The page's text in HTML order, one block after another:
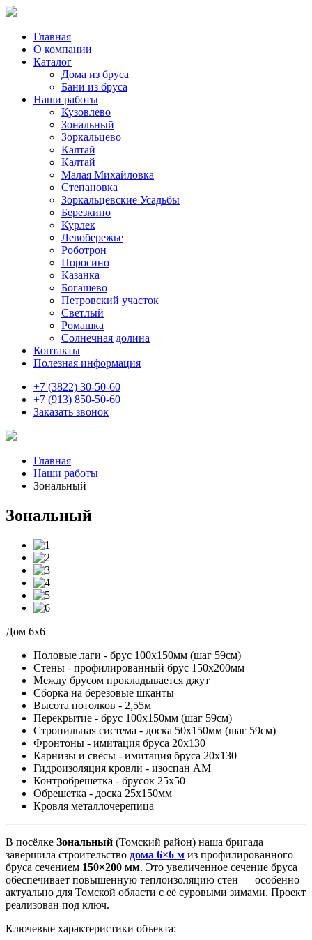
Главная
О компании
Каталог
Дома из бруса
Бани из бруса
Наши работы
Кузовлево
Зональный
Зоркальцево
Калтай
Калтай
Малая Михайловка
Степановка
Зоркальцевские Усадьбы
Березкино
Курлек
Левобережье
Роботрон
Поросино
Казанка
Богашево
Петровский участок
Светлый
Ромашка
Солнечная долина
Контакты
Полезная информация
+7 (3822) 30-50-60
+7 (913) 850-50-60
Заказать звонок
Главная
Наши работы
Зональный
Зональный
Дом 6х6
Половые лаги - брус 100х150мм (шаг 59см)
Стены - профилированный брус 150х200мм
Между брусом прокладывается джут
Сборка на березовые шканты
Высота потолков - 2,55м
Перекрытие - брус 100х150мм (шаг 59см)
Стропильная система - доска 50х150мм (шаг 59см)
Фронтоны - имитация бруса 20х130
Карнизы и свесы - имитация бруса 20х130
Гидроизоляция кровли - изоспан АМ
Контробрешетка - брусок 25х50
Обрешетка - доска 25х150мм
Кровля металлочерепица
В посёлке Зональный (Томский район) наша бригада
завершила строительство дома 6×6 м из профилированного
бруса сечением 150×200 мм. Это увеличенное сечение бруса
обеспечивает повышенную теплоизоляцию стен — особенно
актуально для Томской области с её суровыми зимами. Проект
реализован под ключ.
Ключевые характеристики объекта: